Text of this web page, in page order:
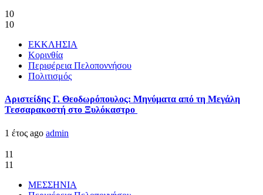
10
10
ΕΚΚΛΗΣΙΑ
Κορινθία
Περιφέρεια Πελοποννήσου
Πολιτισμός
Αριστείδης Γ. Θεοδωρόπουλος: Μηνύματα από τη Μεγάλη
Τεσσαρακοστή στο Ξυλόκαστρο
1 έτος ago admin
11
11
ΜΕΣΣΗΝΙΑ